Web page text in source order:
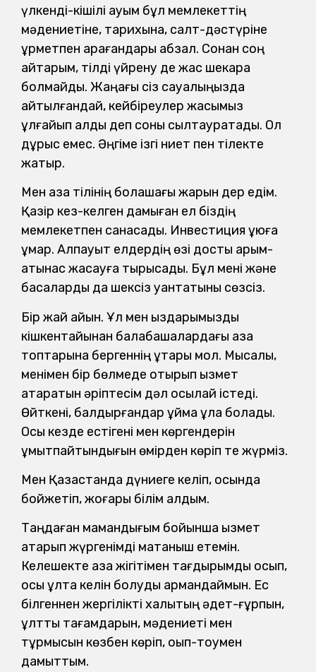
үлкенді-кішілі қауым бұл мемлекеттің
мәдениетіне, тарихына, салт-дәстүріне
құрметпен қарағандары абзал. Сонан соң
айтарым, тілді үйрену де жас шекара
болмайды. Жаңағы сіз сауалыңызда
айтылғандай, кейбіреулер жасымыз
ұлғайып қалды деп соны сылтауратады. Ол
дұрыс емес. Әңгіме ізгі ниет пен тілекте
жатыр.
Мен қазақ тілінің болашағы жарқын дер едім.
Қазір кез-келген дамыған ел біздің
мемлекетпен санасады. Инвестиция құюға
құмар. Алпауыт елдердің өзі достық қарым-
қатынас жасауға тырысады. Бұл мені және
басқаларды да шексіз қуантатыны сөзсіз.
Бір жай айқын. Ұл мен қыздарымызды
кішкентайынан балабақшалардағы қазақ
топтарына бергеннің ұтары мол. Мысалы,
менімен бір бөлмеде отырып қызмет
атқаратын әріптесім дәл осылай істеді.
Өйткені, балдырғандар құйма құлақ болады.
Осы кезде естігені мен көргендерін
ұмытпайтындығын өмірден көріп те жүрміз.
Мен Қазақстанда дүниеге келіп, осында
бойжетіп, жоғары білім алдым.
Таңдаған мамандығым бойынша қызмет
атқарып жүргенімді мақтаныш етемін.
Келешекте қазақ жігітімен тағдырымды қосып,
осы ұлтқа келін болуды армандаймын. Ес
білгеннен жергілікті халықтың әдет-ғұрпын,
ұлттық тағамдарын, мәдениеті мен
тұрмысын көзбен көріп, оқып-тоқумен
дамыттым.